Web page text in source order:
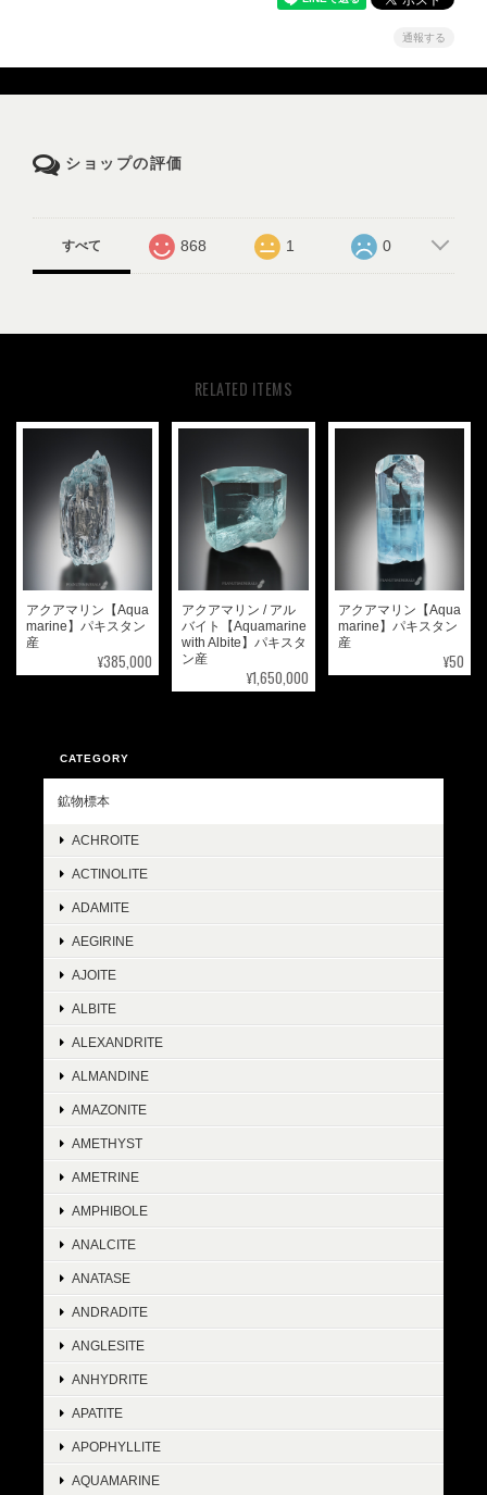
通報する
ショップの評価
すべて 868 1 0
RELATED ITEMS
アクアマリン【Aqua
marine】パキスタン
産
¥385,000
アクアマリン / アル
バイト【Aquamarine
with Albite】パキスタ
ン産
¥1,650,000
アクアマリン【Aqua
marine】パキスタン
産
¥50
CATEGORY
鉱物標本
ACHROITE
ACTINOLITE
ADAMITE
AEGIRINE
AJOITE
ALBITE
ALEXANDRITE
ALMANDINE
AMAZONITE
AMETHYST
AMETRINE
AMPHIBOLE
ANALCITE
ANATASE
ANDRADITE
ANGLESITE
ANHYDRITE
APATITE
APOPHYLLITE
AQUAMARINE